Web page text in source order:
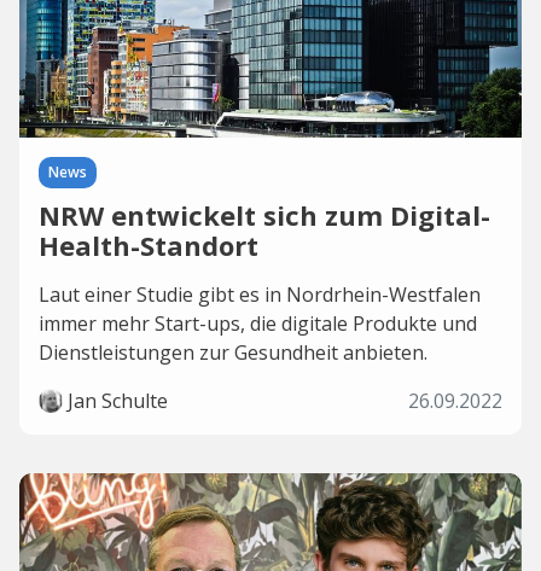
News
NRW entwickelt sich zum Digital-
Health-Standort
Laut einer Studie gibt es in Nordrhein-Westfalen
immer mehr Start-ups, die digitale Produkte und
Dienstleistungen zur Gesundheit anbieten.
Jan Schulte
26.09.2022